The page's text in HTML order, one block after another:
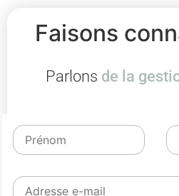
Faisons
Parlons de la